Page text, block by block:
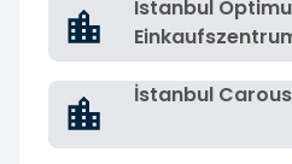
Istanbul
İstanbul